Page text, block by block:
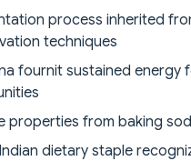
process inherited
techniques
fournit sustained energy
properties from baking
dietary staple